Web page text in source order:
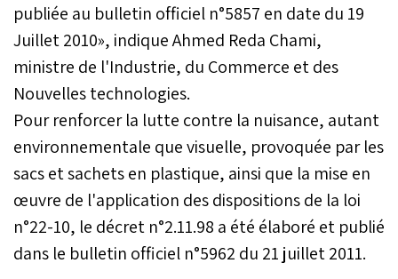
publiée au bulletin officiel n°5857 en date du 19
Juillet 2010», indique Ahmed Reda Chami,
ministre de l'Industrie, du Commerce et des
Nouvelles technologies.
Pour renforcer la lutte contre la nuisance, autant
environnementale que visuelle, provoquée par les
sacs et sachets en plastique, ainsi que la mise en
œuvre de l'application des dispositions de la loi
n°22-10, le décret n°2.11.98 a été élaboré et publié
dans le bulletin officiel n°5962 du 21 juillet 2011.